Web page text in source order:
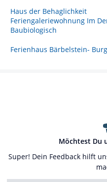
Haus der Behaglichkeit
Feriengaleriewohnung Im
Baubiologisch
Ferienhaus Bärbelstein-
Möchtest Du
Super! Dein Feedback hilft